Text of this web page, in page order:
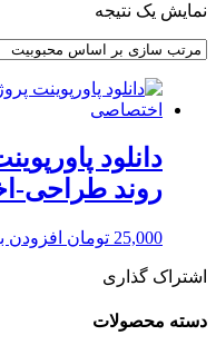
نمایش یک نتیجه
دانلود
روند طراحی-
25,000 تومان افزودن
اشتراک گذاری
دسته محصولات